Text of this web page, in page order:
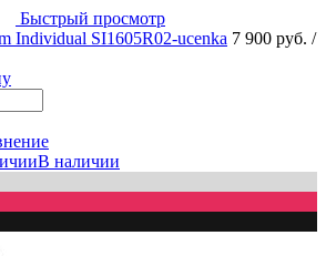
Быстрый просмотр
Individual SI1605R02-ucenka 7 900 руб. /
В наличии